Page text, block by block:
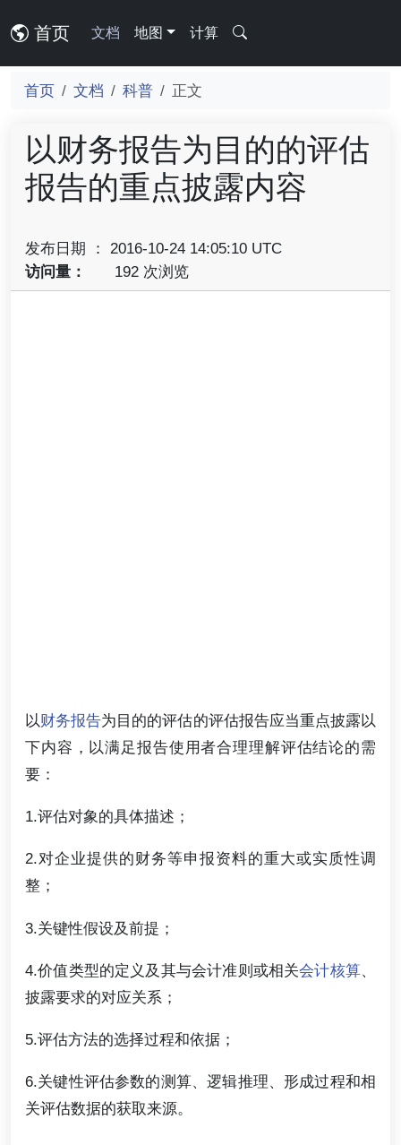
首页 文档 地图 计算
首页 文档 科普 正文
以财务报告为目的的评估
报告的重点披露内容
发布日期 ： 2016-10-24 14:05:10 UTC
访问量：
192 次浏览
以财务报告为目的的评估的评估报告应当重点披露以
下内容，以满足报告使用者合理理解评估结论的需
要：
1.评估对象的具体描述；
2.对企业提供的财务等申报资料的重大或实质性调
整；
3.关键性假设及前提；
4.价值类型的定义及其与会计准则或相关会计核算、
披露要求的对应关系；
5.评估方法的选择过程和依据；
6.关键性评估参数的测算、逻辑推理、形成过程和相
关评估数据的获取来源。